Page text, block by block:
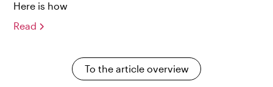
Here is how
Read
To the article overview